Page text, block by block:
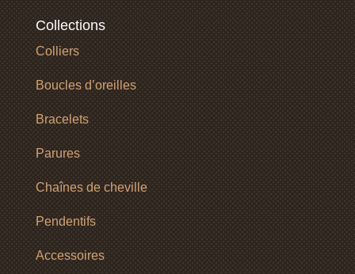
Collections
Colliers
Boucles d’oreilles
Bracelets
Parures
Chaînes de cheville
Pendentifs
Accessoires